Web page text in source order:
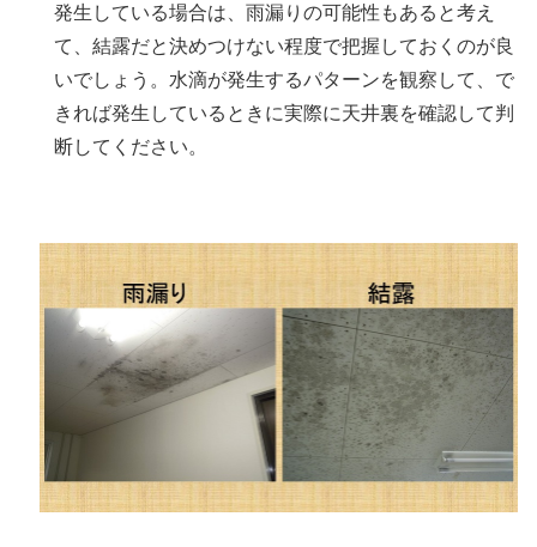
発生している場合は、雨漏りの可能性もあると考え
て、結露だと決めつけない程度で把握しておくのが良
いでしょう。水滴が発生するパターンを観察して、で
きれば発生しているときに実際に天井裏を確認して判
断してください。